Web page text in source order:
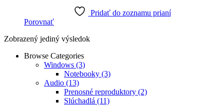
Pridať do zoznamu prianí
Porovnať
Zobrazený jediný výsledok
Browse Categories
Windows (3)
Notebooky (3)
Audio (13)
Prenosné reproduktory (2)
Slúchadlá (11)